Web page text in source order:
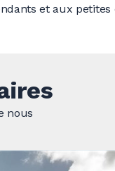
et aux petites
nous